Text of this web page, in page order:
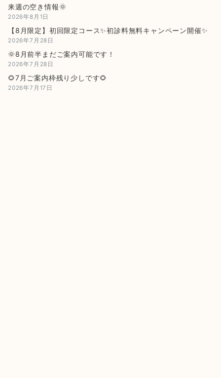
来週の空き情報🌞
2026年8月1日
【8月限定】初回限定コース✨初診料無料キャンペーン開催✨
2026年7月28日
🌞8月前半まだご案内可能です！
2026年7月28日
🌻7月ご案内枠残り少しです🌻
2026年7月17日